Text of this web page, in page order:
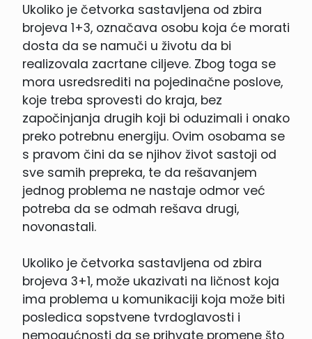
Ukoliko je četvorka sastavljena od zbira
brojeva 1+3, označava osobu koja će morati
dosta da se namuči u životu da bi
realizovala zacrtane ciljeve. Zbog toga se
mora usredsrediti na pojedinačne poslove,
koje treba sprovesti do kraja, bez
započinjanja drugih koji bi oduzimali i onako
preko potrebnu energiju. Ovim osobama se
s pravom čini da se njihov život sastoji od
sve samih prepreka, te da rešavanjem
jednog problema ne nastaje odmor već
potreba da se odmah rešava drugi,
novonastali.
Ukoliko je četvorka sastavljena od zbira
brojeva 3+1, može ukazivati na ličnost koja
ima problema u komunikaciji koja može biti
posledica sopstvene tvrdoglavosti i
nemogućnosti da se prihvate promene što